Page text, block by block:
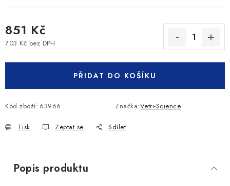
851 Kč
703 Kč bez DPH
PŘIDAT DO KOŠÍKU
Kód zboží: 63966 Značka:Vetri-Science
Tisk Zeptat se Sdílet
Popis produktu